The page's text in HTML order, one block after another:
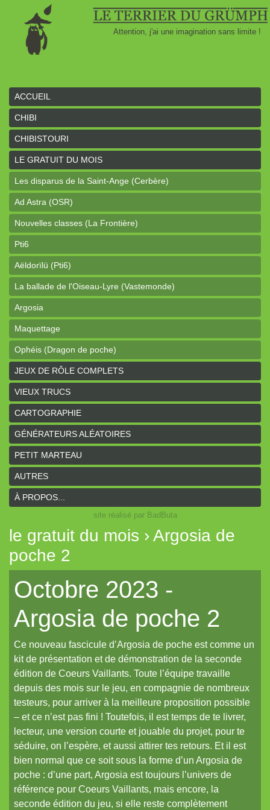
Attention, j'ai une imagination sans limite !
ACCUEIL
CHIBI
CHIBISTOURI
LE GRATUIT DU MOIS
Les disparus de la Saint-Ange (Cerbère)
Ad Astra (OSR)
Nouvelles classes (La Frontière)
Pti6
Aëldorïlü (Pti6)
La ballade de l'Oiseau-Lyre (Vastemonde)
Argosia
Maquettage
Ophéis (Dragon de poche)
L'anneau des Empereurs (Coeurs Vaillants)
Davy Jones (cartes)
Davy Jones (background)
Sur la route (Coeurs Vaillants)
Earthdawn (Coeurs Vaillants)
Titan&Fils 2020
Paysages
Histoires de la Montagne couronnée (Coeurs Vaillants)
Tout aléatoire pour IPP (Coeurs Vaillants)
Artemis (N.YX)
Les aventuriers du Continent perdu (Coeurs Vaillants)
Refuge 17 (Coeurs Vaillants)
Des portraits med-fan
Daitoshi Underground Yäger (manga violent)
Un écran pour Coeurs Vaillants // IPP (Intrépides)
Un nouveau site et un oeuf de pâques de noël...
Un reflet de lotus polychrome
Le Grand Imagier, partie un
Le Grand Imagier, partie deux
JEUX DE RÔLE COMPLETS
VIEUX TRUCS
CARTOGRAPHIE
GÉNÉRATEURS ALÉATOIRES
PETIT MARTEAU
AUTRES
À PROPOS...
site réalisé par BadButa
le gratuit du mois › Argosia de
poche 2
Octobre 2023 -
Argosia de poche 2
Ce nouveau fascicule d’Argosia de poche est comme un
kit de présentation et de démonstration de la seconde
édition de Coeurs Vaillants. Toute l’équipe travaille
depuis des mois sur le jeu, en compagnie de nombreux
testeurs, pour arriver à la meilleure proposition possible
– et ce n’est pas fini ! Toutefois, il est temps de te livrer,
lecteur, une version courte et jouable du projet, pour te
séduire, on l’espère, et aussi attirer tes retours. Et il est
bien normal que ce soit sous la forme d’un Argosia de
poche : d’une part, Argosia est toujours l’univers de
référence pour Coeurs Vaillants, mais encore, la
seconde édition du jeu, si elle reste complètement